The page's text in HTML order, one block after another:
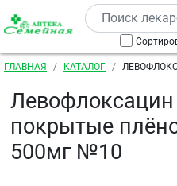
Перейти к основному
Строка навигации
ГЛАВНАЯ КАТАЛОГ
Левофлоксацин
покрытые
500мг №10